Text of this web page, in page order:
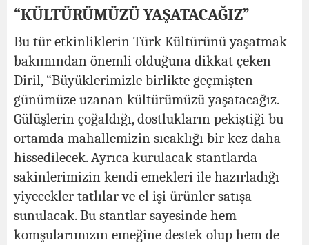
“KÜLTÜRÜMÜZÜ YAŞATACAĞIZ”
Bu tür etkinliklerin Türk Kültürünü yaşatmak
bakımından önemli olduğuna dikkat çeken
Diril, “Büyüklerimizle birlikte geçmişten
günümüze uzanan kültürümüzü yaşatacağız.
Gülüşlerin çoğaldığı, dostlukların pekiştiği bu
ortamda mahallemizin sıcaklığı bir kez daha
hissedilecek. Ayrıca kurulacak stantlarda
sakinlerimizin kendi emekleri ile hazırladığı
yiyecekler tatlılar ve el işi ürünler satışa
sunulacak. Bu stantlar sayesinde hem
komşularımızın emeğine destek olup hem de